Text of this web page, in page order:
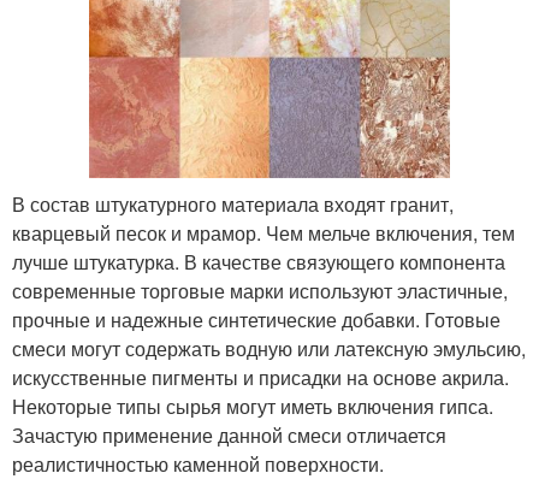
В состав штукатурного материала входят гранит,
кварцевый песок и мрамор. Чем мельче включения, тем
лучше штукатурка. В качестве связующего компонента
современные торговые марки используют эластичные,
прочные и надежные синтетические добавки. Готовые
смеси могут содержать водную или латексную эмульсию,
искусственные пигменты и присадки на основе акрила.
Некоторые типы сырья могут иметь включения гипса.
Зачастую применение данной смеси отличается
реалистичностью каменной поверхности.